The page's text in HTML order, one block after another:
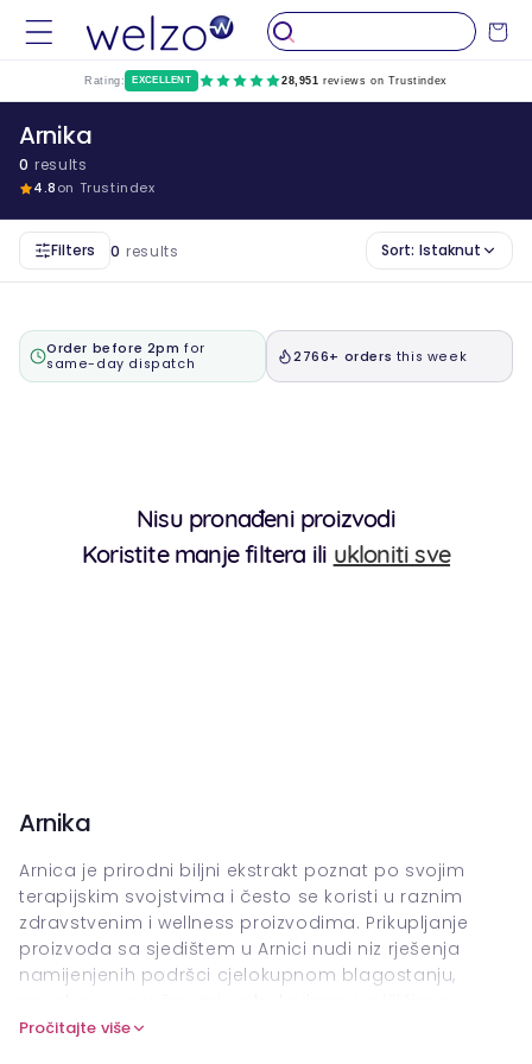
na
sadržaj
Kolica
Rating: EXCELLENT 28,951 reviews on Trustindex
Arnika
0 results
4.8on Trustindex
Filters 0 results Sort: Istaknut
Order before 2pm for
same-day dispatch
2766+ orders this week
Nisu pronađeni proizvodi
Koristite manje filtera ili ukloniti sve
Arnika
Arnica je prirodni biljni ekstrakt poznat po svojim
terapijskim svojstvima i često se koristi u raznim
zdravstvenim i wellness proizvodima. Prikupljanje
proizvoda sa sjedištem u Arnici nudi niz rješenja
namijenjenih podršci cjelokupnom blagostanju,
modricama i upalom.
Pročitajte više